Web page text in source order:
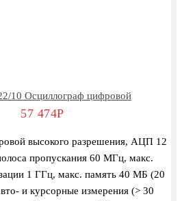
10 Осциллограф цифровой
57 474Р
высокого разрешения, АЦП 12
пропускания 60 МГц, макс.
1 ГГц, макс. память 40 МБ (20
и курсорные измерения (> 30